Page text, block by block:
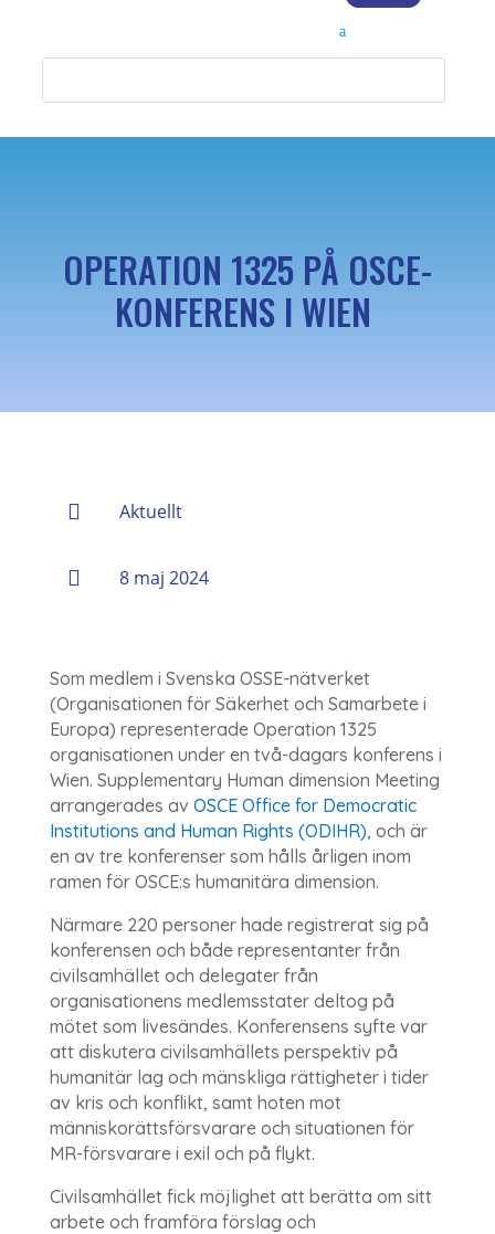
OPERATION 1325 PÅ OSCE-
KONFERENS I WIEN
 Aktuellt
 8 maj 2024
Som medlem i Svenska OSSE-nätverket
(Organisationen för Säkerhet och Samarbete i
Europa) representerade Operation 1325
organisationen under en två-dagars konferens i
Wien. Supplementary Human dimension Meeting
arrangerades av OSCE Office for Democratic
Institutions and Human Rights (ODIHR), och är
en av tre konferenser som hålls årligen inom
ramen för OSCE:s humanitära dimension.
Närmare 220 personer hade registrerat sig på
konferensen och både representanter från
civilsamhället och delegater från
organisationens medlemsstater deltog på
mötet som livesändes. Konferensens syfte var
att diskutera civilsamhällets perspektiv på
humanitär lag och mänskliga rättigheter i tider
av kris och konflikt, samt hoten mot
människorättsförsvarare och situationen för
MR-försvarare i exil och på flykt.
Civilsamhället fick möjlighet att berätta om sitt
arbete och framföra förslag och